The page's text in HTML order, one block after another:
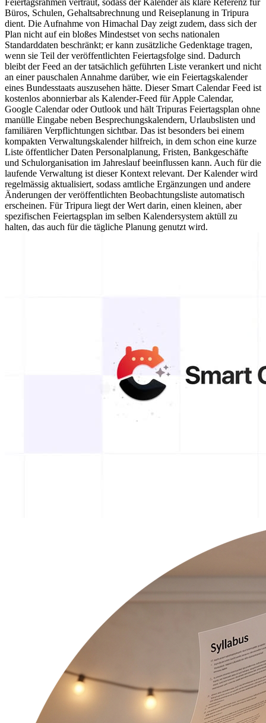
Feiertagsrahmen vertraut, sodass der Kalender als klare Referenz für
Büros, Schulen, Gehaltsabrechnung und Reiseplanung in Tripura
dient. Die Aufnahme von Himachal Day zeigt zudem, dass sich der
Plan nicht auf ein bloßes Mindestset von sechs nationalen
Standarddaten beschränkt; er kann zusätzliche Gedenktage tragen,
wenn sie Teil der veröffentlichten Feiertagsfolge sind. Dadurch
bleibt der Feed an der tatsächlich geführten Liste verankert und nicht
an einer pauschalen Annahme darüber, wie ein Feiertagskalender
eines Bundesstaats auszusehen hätte. Dieser Smart Calendar Feed ist
kostenlos abonnierbar als Kalender-Feed für Apple Calendar,
Google Calendar oder Outlook und hält Tripuras Feiertagsplan ohne
manülle Eingabe neben Besprechungskalendern, Urlaubslisten und
familiären Verpflichtungen sichtbar. Das ist besonders bei einem
kompakten Verwaltungskalender hilfreich, in dem schon eine kurze
Liste öffentlicher Daten Personalplanung, Fristen, Bankgeschäfte
und Schulorganisation im Jahreslauf beeinflussen kann. Auch für die
laufende Verwaltung ist dieser Kontext relevant. Der Kalender wird
regelmässig aktualisiert, sodass amtliche Ergänzungen und andere
Änderungen der veröffentlichten Beobachtungsliste automatisch
erscheinen. Für Tripura liegt der Wert darin, einen kleinen, aber
spezifischen Feiertagsplan im selben Kalendersystem aktüll zu
halten, das auch für die tägliche Planung genutzt wird.